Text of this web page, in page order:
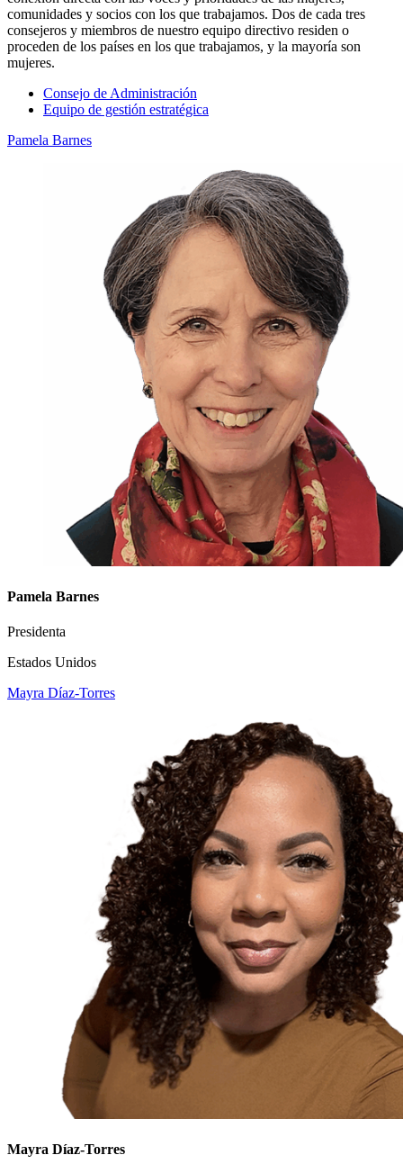
comunidades y socios con los que trabajamos. Dos de cada tres
consejeros y miembros de nuestro equipo directivo residen o
proceden de los países en los que trabajamos, y la mayoría son
mujeres.
Consejo de Administración
Equipo de gestión estratégica
Pamela Barnes
Pamela Barnes
Presidenta
Estados Unidos
Mayra Díaz-Torres
Mayra Díaz-Torres